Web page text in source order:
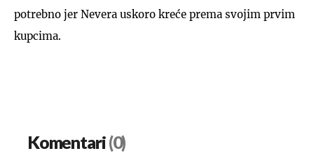
potrebno jer Nevera uskoro kreće prema svojim prvim
kupcima.
Komentari(0)